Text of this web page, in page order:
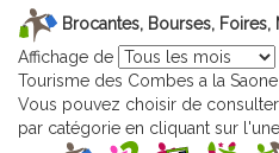
Brocantes, Bourses, Foires,
Affichage de
Tourisme des Combes a la Saone
Vous pouvez choisir de
par catégorie en cliquant sur